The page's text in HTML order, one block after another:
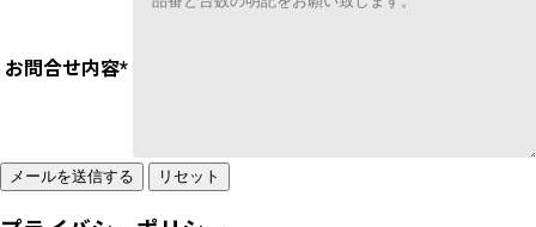
お問合せ内容*